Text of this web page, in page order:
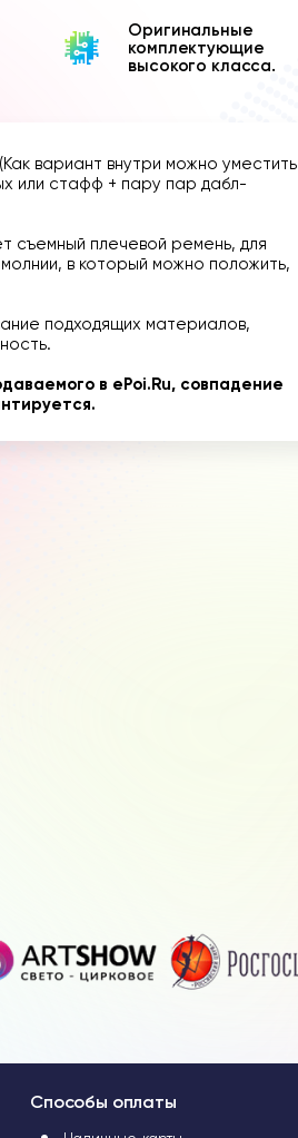
Оригинальные
комплектующие
высокого класса.
вариант внутри можно уместить
или стафф + пару пар дабл-
съемный плечевой ремень, для
в который можно положить,
подходящих материалов,
в ePoi.Ru, совпадение
Способы оплаты